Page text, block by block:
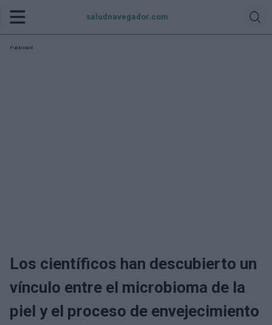
saludnavegador.com
Publicidad:
Los científicos han descubierto un
vínculo entre el microbioma de la
piel y el proceso de envejecimiento